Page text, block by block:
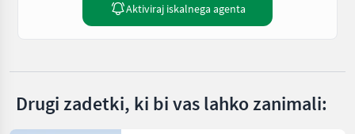
Aktiviraj iskalnega agenta
Drugi zadetki, ki bi vas lahko zanimali: